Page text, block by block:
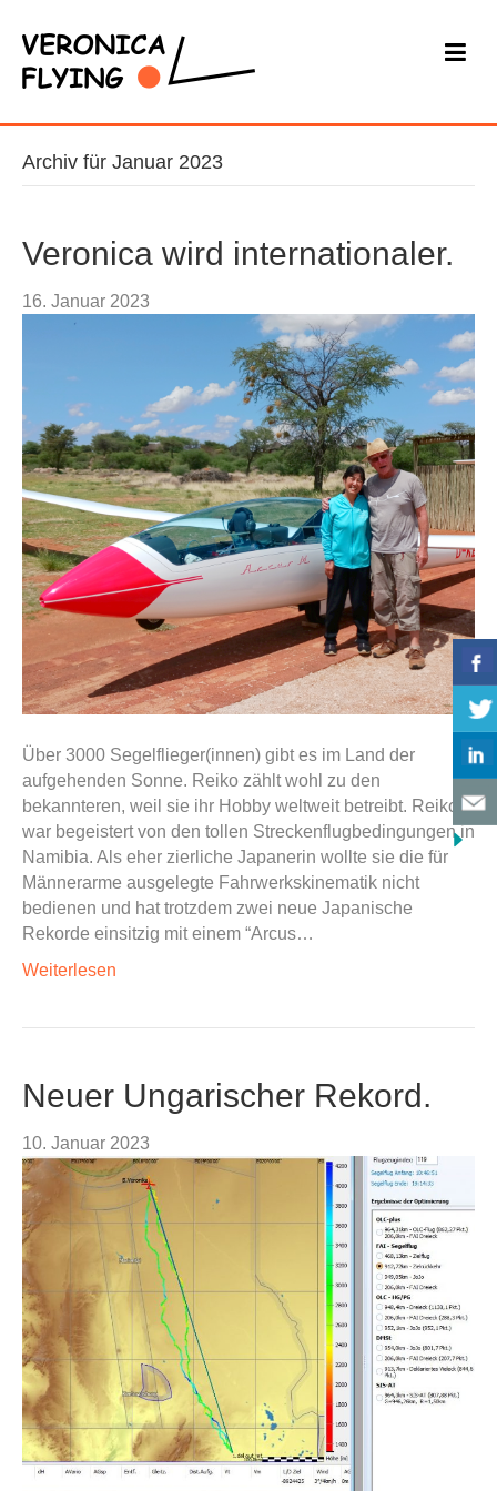
Archiv für Januar 2023
Veronica wird internationaler.
16. Januar 2023
Über 3000 Segelflieger(innen) gibt es im Land der
aufgehenden Sonne. Reiko zählt wohl zu den
bekannteren, weil sie ihr Hobby weltweit betreibt. Reiko
war begeistert von den tollen Streckenflugbedingungen in
Namibia. Als eher zierliche Japanerin wollte sie die für
Männerarme ausgelegte Fahrwerkskinematik nicht
bedienen und hat trotzdem zwei neue Japanische
Rekorde einsitzig mit einem “Arcus…
Weiterlesen
Neuer Ungarischer Rekord.
10. Januar 2023